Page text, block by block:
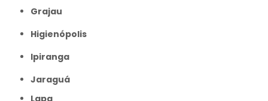
Grajau
Higienópolis
Ipiranga
Jaraguá